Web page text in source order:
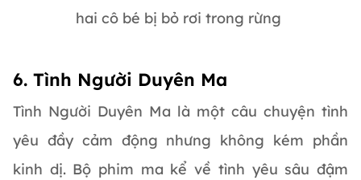
hai cô bé bị bỏ rơi trong rừng
6. Tình Người Duyên Ma
Tình Người Duyên Ma là một câu chuyện tình
yêu đầy cảm động nhưng không kém phần
kinh dị. Bộ phim ma kể về tình yêu sâu đậm